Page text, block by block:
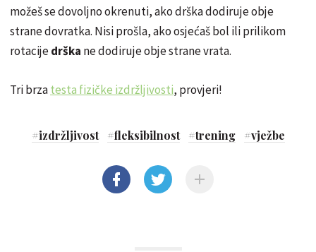
možeš se dovoljno okrenuti, ako drška dodirujeobje
strane dovratka. Nisi prošla, ako osjećaš bol ili prilikom
rotacijedrška ne dodiruje obje strane vrata.
Tri brzatesta fizičke izdržljivosti, provjeri!
#izdržljivost #fleksibilnost #trening #vježbe